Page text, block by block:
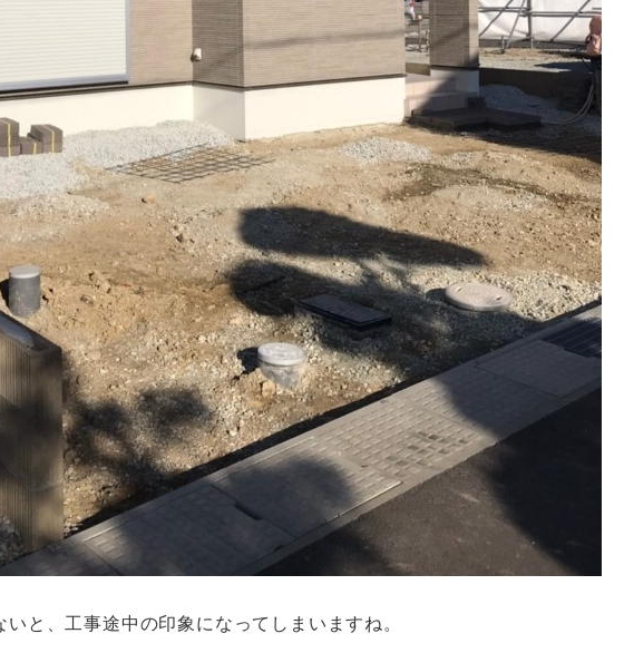
と、工事途中の印象になってしまいますね。